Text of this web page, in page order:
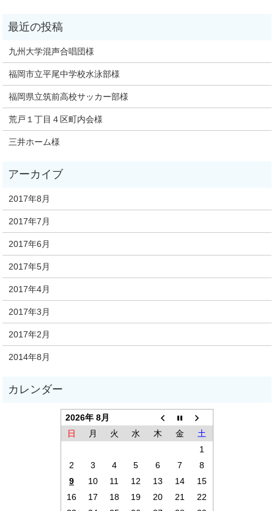
九州大学混声合唱団様
福岡市立平尾中学校水泳部様
福岡県立筑前高校サッカー部様
荒戸１丁目４区町内会様
三井ホーム様
2017年8月
2017年7月
2017年6月
2017年5月
2017年4月
2017年3月
2017年2月
2014年8月
2026年 8月
日
月 火 水 木 金
土
1
2
3 4 5 6 7
8
9
10 11 12 13 14
15
16
17 18 19 20 21
22